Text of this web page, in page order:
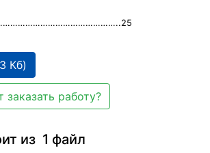
Кб)
заказать работу?
из 1 файл